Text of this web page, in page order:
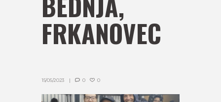
FRKANOVEC
15/05/2023 0 0